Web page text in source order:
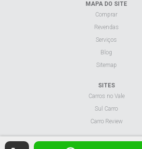
MAPA DO SITE
Comprar
Revendas
Serviços
Blog
Sitemap
SITES
Carros no Vale
Sul Carro
Carro Review
Visualizar site na versão